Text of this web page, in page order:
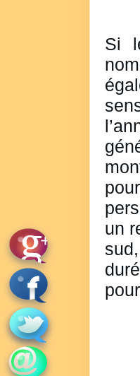
Si
un